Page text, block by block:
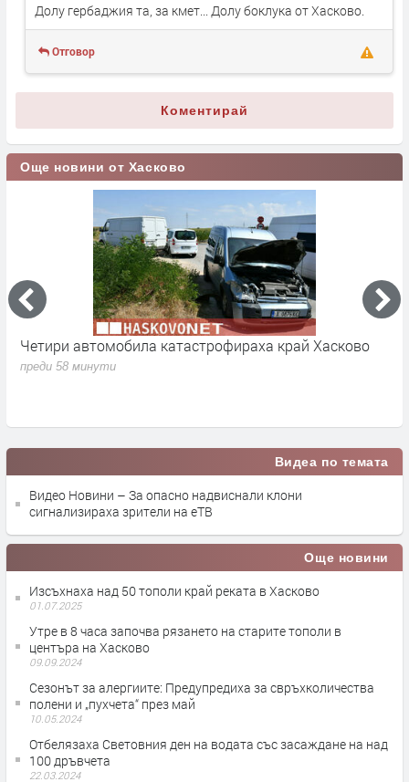
Долу гербаджия та, за кмет... Долу боклука от Хасково.
Отговор
Коментирай
Още новини от Хасково
край Хасково
„Наложи се да направя този избор“:
Видеа по темата
Видео Новини – За опасно надвиснали клони
сигнализираха зрители на еТВ
Още новини
Изсъхнаха над 50 тополи край реката в Хасково
01.07.2025
Утре в 8 часа започва рязането на старите тополи в
центъра на Хасково
09.09.2024
Сезонът за алергиите: Предупредиха за свръхколичества
полени и „пухчета“ през май
10.05.2024
Отбелязаха Световния ден на водата със засаждане на над
100 дръвчета
22.03.2024